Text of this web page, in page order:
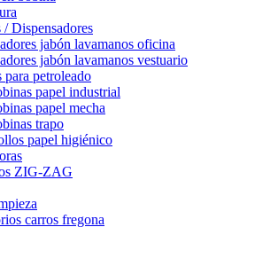
Dispensadores
jabón lavamanos oficina
jabón lavamanos vestuario
para petroleado
papel industrial
papel mecha
trapo
papel higiénico
ZIG-ZAG
carros fregona